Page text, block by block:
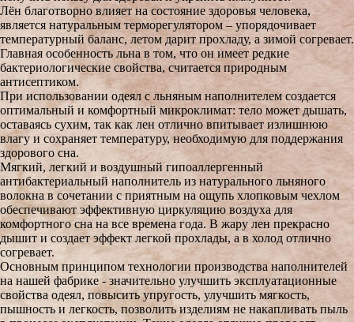
Лён благотворно влияет на состояние здоровья человека,
является натуральным терморегулятором – упорядочивает
температурный баланс, летом дарит прохладу, а зимой согревает.
Главная особенность льна в том, что он имеет редкие
бактериологические свойства, считается природным
антисептиком.
При использовании одеял с льняным наполнителем создается
оптимальный и комфортный микроклимат: тело может дышать,
оставаясь сухим, так как лен отлично впитывает излишнюю
влагу и сохраняет температуру, необходимую для поддержания
здорового сна.
Мягкий, легкий и воздушный гипоаллергенный
антибактериальный наполнитель из натурального льняного
волокна в сочетании с приятным на ощупь хлопковым чехлом
обеспечивают эффективную циркуляцию воздуха для
комфортного сна на все времена года. В жару лен прекрасно
дышит и создает эффект легкой прохлады, а в холод отлично
согревает.
Основным принципом технологии производства наполнителей
на нашей фабрике - значительно улучшить эксплуатационные
свойства одеял, повысить упругость, улучшить мягкость,
пышность и легкость, позволить изделиям не накапливать пыль